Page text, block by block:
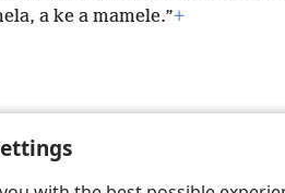
a ke a mamele.”+